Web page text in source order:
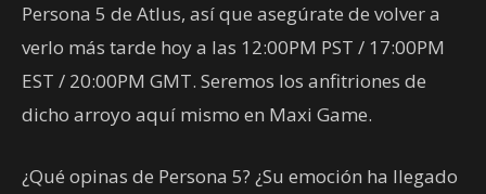
Persona 5 de Atlus, así que asegúrate de volver a
verlo más tarde hoy a las 12:00PM PST / 17:00PM
EST / 20:00PM GMT. Seremos los anfitriones de
dicho arroyo aquí mismo en Maxi Game.
¿Qué opinas de Persona 5? ¿Su emoción ha llegado